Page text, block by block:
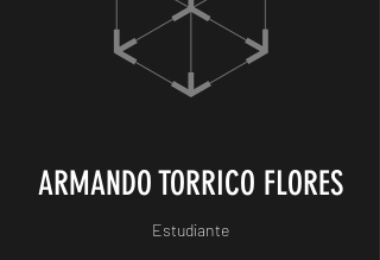
ARMANDO TORRICO FLORES
Estudiante